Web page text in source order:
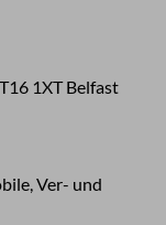
1XT Belfast
Ver- und